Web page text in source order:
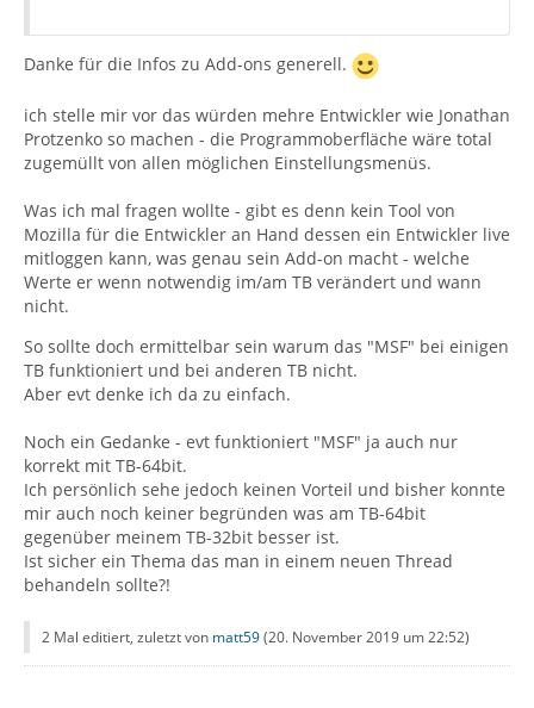
Danke für die Infos zu Add-ons generell.
ich stelle mir vor das würden mehre Entwickler wie Jonathan
Protzenko so machen - die Programmoberfläche wäre total
zugemüllt von allen möglichen Einstellungsmenüs.
Was ich mal fragen wollte - gibt es denn kein Tool von
Mozilla für die Entwickler an Hand dessen ein Entwickler live
mitloggen kann, was genau sein Add-on macht - welche
Werte er wenn notwendig im/am TB verändert und wann
nicht.
So sollte doch ermittelbar sein warum das "MSF" bei einigen
TB funktioniert und bei anderen TB nicht.
Aber evt denke ich da zu einfach.
Noch ein Gedanke - evt funktioniert "MSF" ja auch nur
korrekt mit TB-64bit.
Ich persönlich sehe jedoch keinen Vorteil und bisher konnte
mir auch noch keiner begründen was am TB-64bit
gegenüber meinem TB-32bit besser ist.
Ist sicher ein Thema das man in einem neuen Thread
behandeln sollte?!
2 Mal editiert, zuletzt von matt59(20. November 2019 um 22:52)